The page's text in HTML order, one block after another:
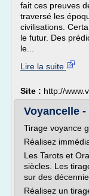
fait ces preuves
traversé les
civilisations.
le futur. Des
le...
Lire la suite
Site : http://
Voyancelle
Tirage voyance
Réalisez
Les Tarots et
siècles. Les
sur des
Réalisez un